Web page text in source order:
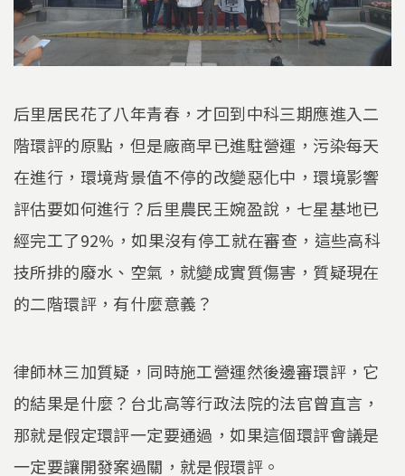
后里居民花了八年青春，才回到中科三期應進入二
階環評的原點，但是廠商早已進駐營運，污染每天
在進行，環境背景值不停的改變惡化中，環境影響
評估要如何進行？后里農民王婉盈說，七星基地已
經完工了92%，如果沒有停工就在審查，這些高科
技所排的廢水、空氣，就變成實質傷害，質疑現在
的二階環評，有什麼意義？
律師林三加質疑，同時施工營運然後邊審環評，它
的結果是什麼？台北高等行政法院的法官曾直言，
那就是假定環評一定要通過，如果這個環評會議是
一定要讓開發案過關，就是假環評。